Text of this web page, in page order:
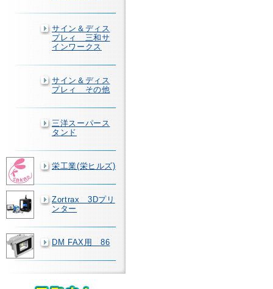
サイン＆ディス
プレィ 三和サ
インワークス
サイン＆ディス
プレィ その他
三洋スーパース
タンド
栄工業(栄ヒルズ)
Zortrax 3Dプリ
ンター
DM FAX用 86